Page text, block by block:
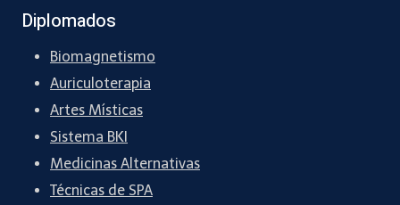
Diplomados
Biomagnetismo
Auriculoterapia
Artes Místicas
Sistema BKI
Medicinas Alternativas
Técnicas de SPA